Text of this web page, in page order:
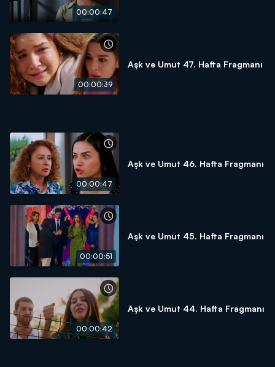
00:00:47
00:00:39
Aşk ve Umut 47. Hafta Fragmanı
00:00:47
Aşk ve Umut 46. Hafta Fragmanı
00:00:51
Aşk ve Umut 45. Hafta Fragmanı
00:00:42
Aşk ve Umut 44. Hafta Fragmanı